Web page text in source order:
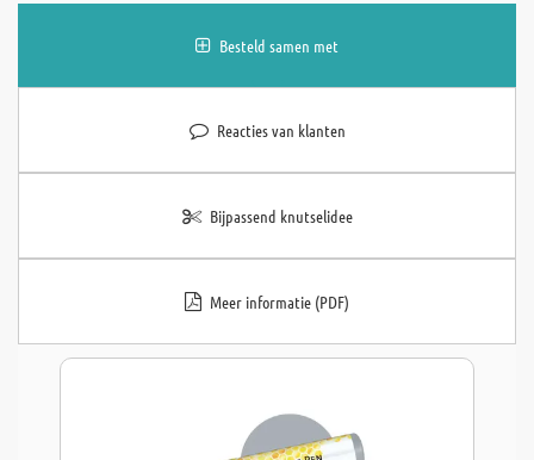
Besteld samen met
Reacties van klanten
Bijpassend knutselidee
Meer informatie (PDF)